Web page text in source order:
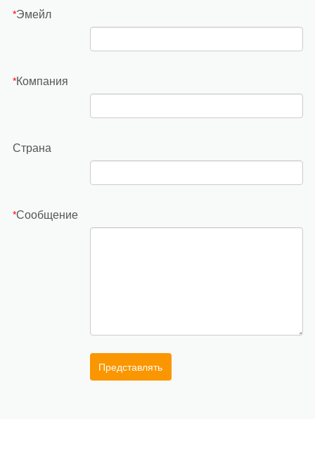
*Эмейл
*Компания
Страна
*Сообщение
Представлять